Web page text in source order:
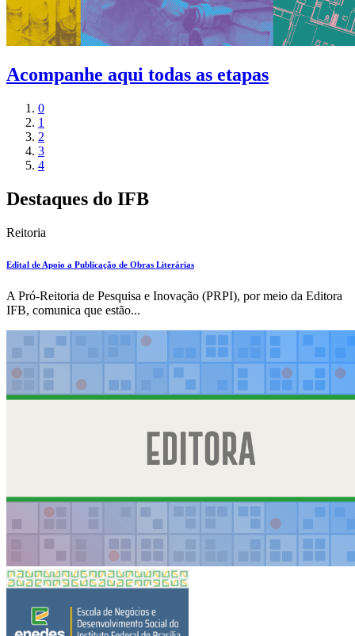
Acompanhe aqui todas as etapas
0
1
2
3
4
Destaques do IFB
Reitoria
Edital de Apoio a Publicação de Obras Literárias
A Pró-Reitoria de Pesquisa e Inovação (PRPI), por meio da Editora
IFB, comunica que estão...